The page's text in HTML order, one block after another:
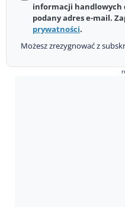
informacji handlowych
podany adres e-mail.
prywatności.
Możesz zrezygnować z